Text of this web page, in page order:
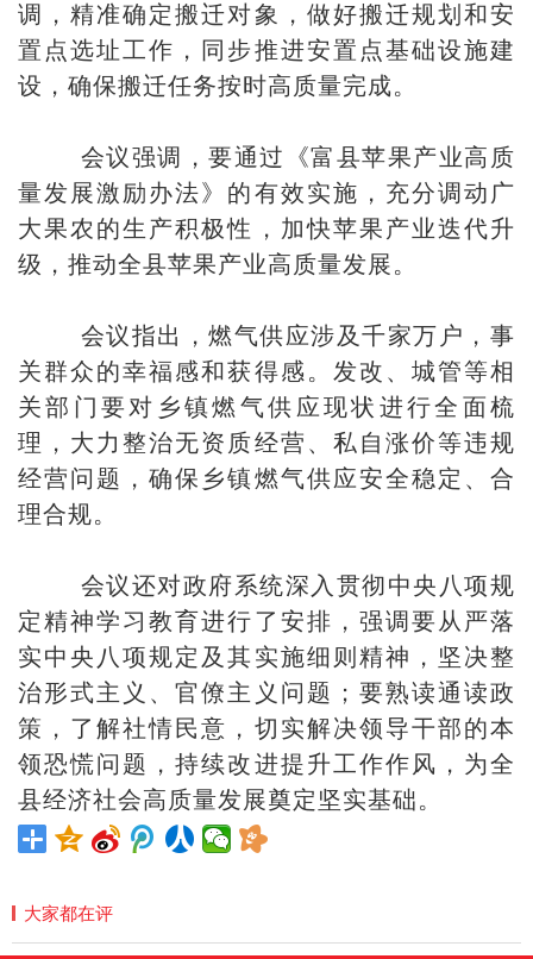
调，精准确定搬迁对象，做好搬迁规划和安
置点选址工作，同步推进安置点基础设施建
设，确保搬迁任务按时高质量完成。
会议强调，要通过《富县苹果产业高质
量发展激励办法》的有效实施，充分调动广
大果农的生产积极性，加快苹果产业迭代升
级，推动全县苹果产业高质量发展。
会议指出，燃气供应涉及千家万户，事
关群众的幸福感和获得感。发改、城管等相
关部门要对乡镇燃气供应现状进行全面梳
理，大力整治无资质经营、私自涨价等违规
经营问题，确保乡镇燃气供应安全稳定、合
理合规。
会议还对政府系统深入贯彻中央八项规
定精神学习教育进行了安排，强调要从严落
实中央八项规定及其实施细则精神，坚决整
治形式主义、官僚主义问题；要熟读通读政
策，了解社情民意，切实解决领导干部的本
领恐慌问题，持续改进提升工作作风，为全
县经济社会高质量发展奠定坚实基础。
大家都在评